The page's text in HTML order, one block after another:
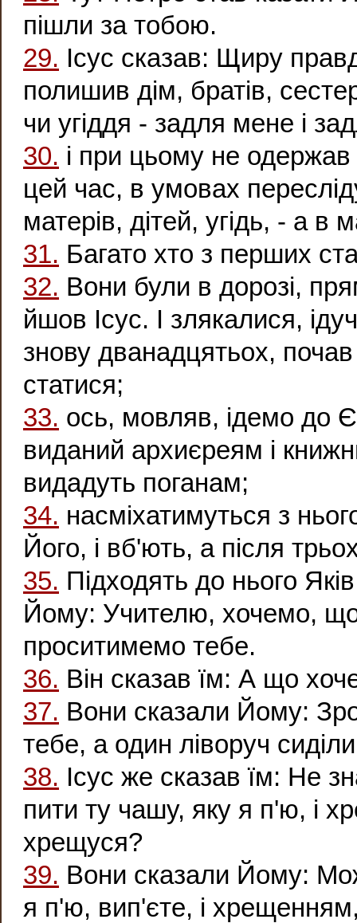
пішли за тобою.
29. Ісус сказав: Щиру
полишив дім, братів,
чи угіддя - задля мене і
30. і при цьому не
цей час, в умовах
матерів, дітей, угідь, - а в
31. Багато хто з перших
32. Вони були в дорозі,
йшов Ісус. І злякалися,
знову дванадцятьох,
статися;
33. ось, мовляв, ідемо до
виданий архиєреям і
видадуть поганам;
34. насміхатимуться з
Його, і вб'ють, а після
35. Підходять до нього
Йому: Учителю, хочемо,
проситимемо тебе.
36. Він сказав їм: А що
37. Вони сказали Йому:
тебе, а один ліворуч
38. Ісус же сказав їм: Не
пити ту чашу, яку я п'ю, і
хрещуся?
39. Вони сказали Йому:
я п'ю, вип'єте, і